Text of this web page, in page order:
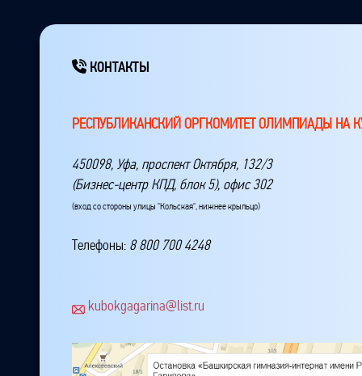
КОНТАКТЫ
РЕСПУБЛИКАНСКИЙ ОРГКОМИТЕТ ОЛИМПИАДЫ НА
450098, Уфа, проспект Октября, 132/3
(Бизнес-центр КПД, блок 5), офис 302
(вход со стороны улицы "Кольская", нижнее крыльцо)
Телефоны: 8 800 700 4248
kubokgagarina@list.ru